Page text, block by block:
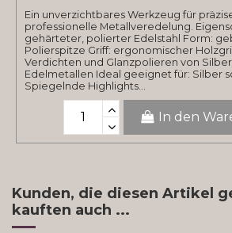
Ein unverzichtbares Werkzeug für
professionelle Metallveredelung.
gehärteter, polierter Edelstahl Form:
Polierspitze Griff: ergonomischer
Verdichten und Glanzpolieren von
Edelmetallen Ideal geeignet für: Silber
Spiegelnde Highlights...
In den
Kunden, die diesen Artikel
kauften auch ...